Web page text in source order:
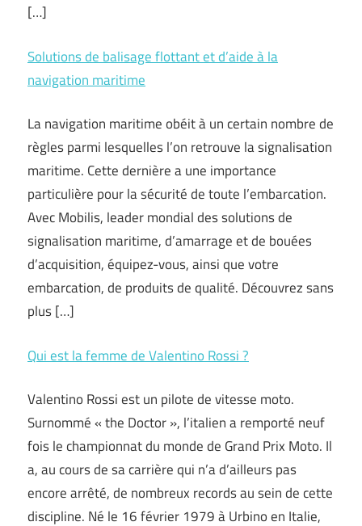
[…]
Solutions de balisage flottant et d’aide à la
navigation maritime
La navigation maritime obéit à un certain nombre de
règles parmi lesquelles l’on retrouve la signalisation
maritime. Cette dernière a une importance
particulière pour la sécurité de toute l’embarcation.
Avec Mobilis, leader mondial des solutions de
signalisation maritime, d’amarrage et de bouées
d’acquisition, équipez-vous, ainsi que votre
embarcation, de produits de qualité. Découvrez sans
plus […]
Qui est la femme de Valentino Rossi ?
Valentino Rossi est un pilote de vitesse moto.
Surnommé « the Doctor », l’italien a remporté neuf
fois le championnat du monde de Grand Prix Moto. Il
a, au cours de sa carrière qui n’a d’ailleurs pas
encore arrêté, de nombreux records au sein de cette
discipline. Né le 16 février 1979 à Urbino en Italie,